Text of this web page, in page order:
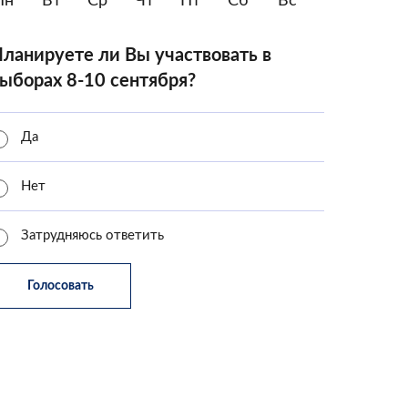
ли Вы участвовать в
8-10 сентября?
Да
Нет
Затрудняюсь ответить